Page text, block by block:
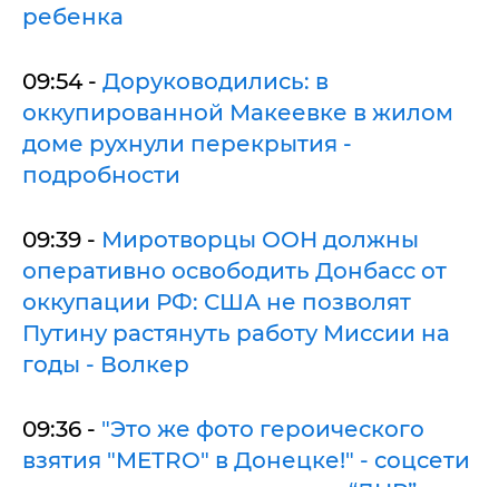
ребенка
09:54 - Доруководились: в
оккупированной Макеевке в жилом
доме рухнули перекрытия -
подробности
09:39 - Миротворцы ООН должны
оперативно освободить Донбасс от
оккупации РФ: США не позволят
Путину растянуть работу Миссии на
годы - Волкер
09:36 - "Это же фото героического
взятия "METRO" в Донецке!" - соцсети